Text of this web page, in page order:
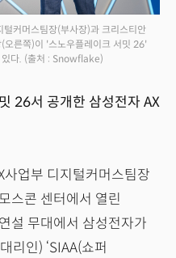
커머스팀장(부사장)과 크리스티안
오른쪽)이 '스노우플레이크 서밋 26'
다. (출처 : Snowflake)
26서 공개한 삼성전자 AX
사업부 디지털커머스팀장
스콘 센터에서 열린
설 무대에서 삼성전자가
리인) ‘SIAA(쇼퍼